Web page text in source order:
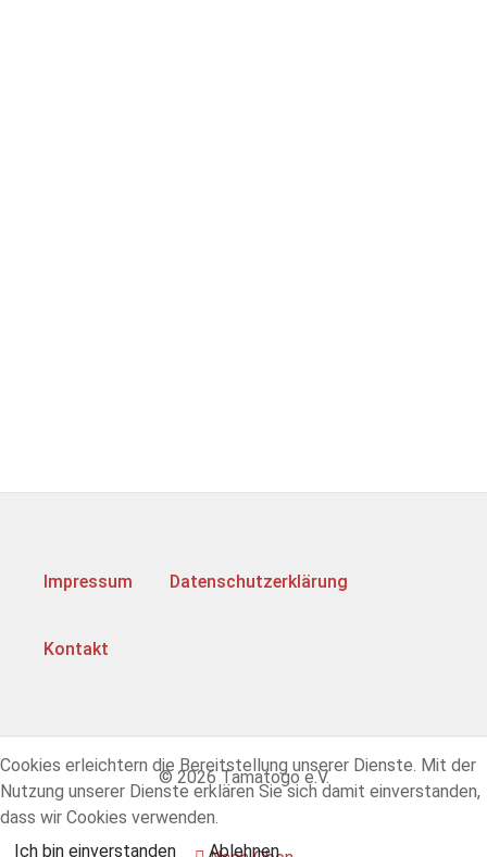
Impressum Datenschutzerklärung
Kontakt
© 2026 Tamatogo e.V.
Cookies erleichtern die Bereitstellung unserer Dienste. Mit der
Nutzung unserer Dienste erklären Sie sich damit einverstanden,
dass wir Cookies verwenden.
Ich bin einverstanden
Ablehnen